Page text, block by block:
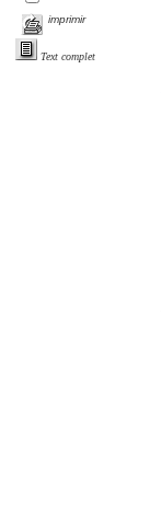
imprimir
Text complet